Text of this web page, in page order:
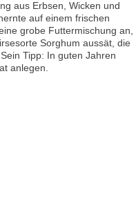
aus Erbsen, Wicken und
auf einem frischen
grobe Futtermischung an,
Sorghum aussät, die
Tipp: In guten Jahren
anlegen.